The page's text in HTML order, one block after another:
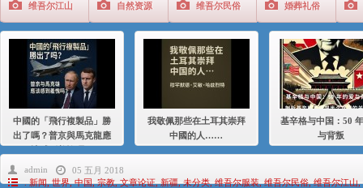
伊利夏提：在自责与内疚中的挣扎
伊利夏提：消失在集中营的红衣女孩
伊利夏提：维吾尔种族灭绝
维吾尔江山 自然资源 维吾尔民俗 婚葬礼俗
中國的「飛行複製品」勝
出了嗎？普京與馬克龍應
我敬佩那些在土耳其崇拜
中國的人……
基辛格与中国：50
与背叛
admin
05 五月 2018
. 新闻,世界,中国,宗教,文章论证,新疆,未分类,维吾尔服装,维吾尔民俗,维吾尔江山,